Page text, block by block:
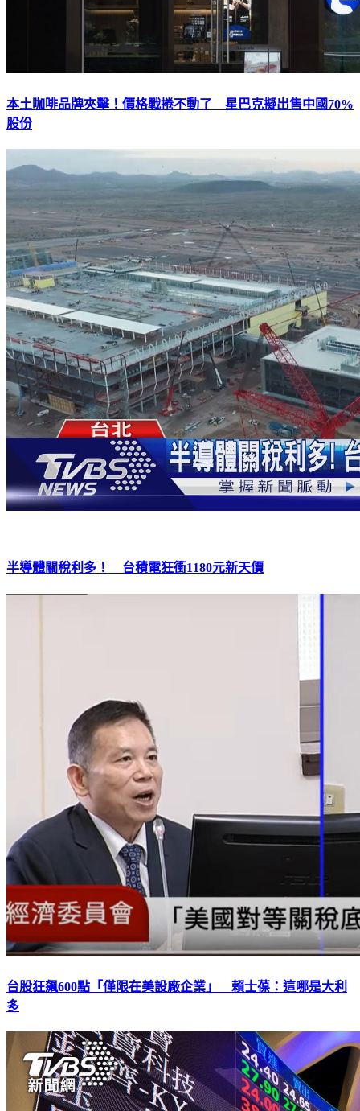
本土咖啡品牌夾擊！價格戰捲不動了 星巴克擬出售中國70%
股份
半導體關稅利多！ 台積電狂衝1180元新天價
台股狂飆600點「僅限在美設廠企業」 賴士葆：這哪是大利
多